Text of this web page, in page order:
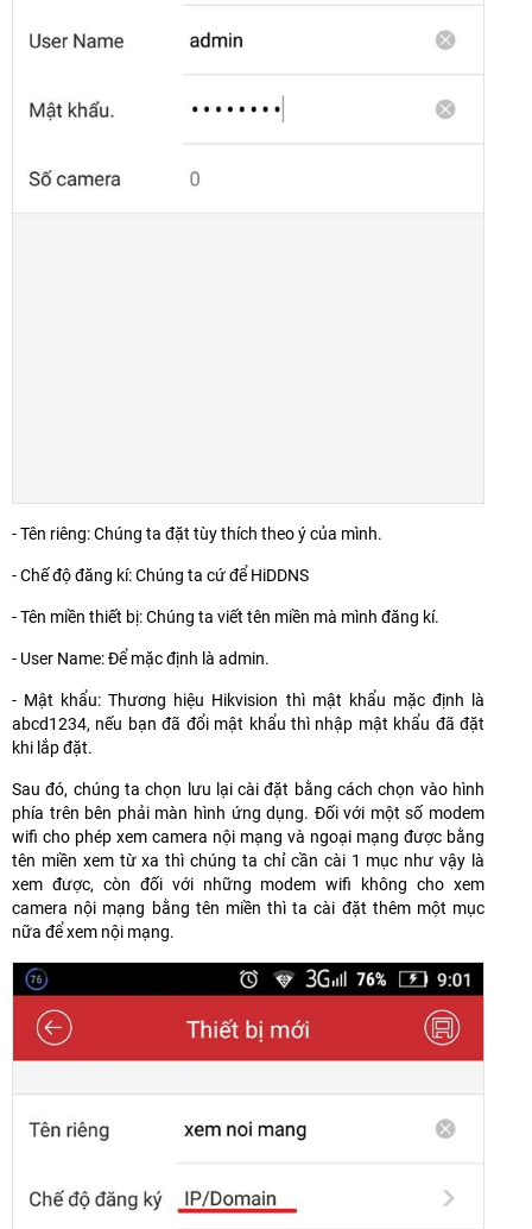
- Tên riêng: Chúng ta đặt tùy thích theo ý của mình.
- Chế độ đăng kí: Chúng ta cứ để HiDDNS
- Tên miền thiết bị: Chúng ta viết tên miền mà mình đăng kí.
- User Name: Để mặc định là admin.
- Mật khẩu: Thương hiệu Hikvision thì mật khẩu mặc định là
abcd1234, nếu bạn đã đổi mật khẩu thì nhập mật khẩu đã đặt
khi lắp đặt.
Sau đó, chúng ta chọn lưu lại cài đặt bằng cách chọn vào hình
phía trên bên phải màn hình ứng dụng. Đối với một số modem
wifi cho phép xem camera nội mạng và ngoại mạng được bằng
tên miền xem từ xa thì chúng ta chỉ cần cài 1 mục như vậy là
xem được, còn đối với những modem wifi không cho xem
camera nội mạng bằng tên miền thì ta cài đặt thêm một mục
nữa để xem nội mạng.